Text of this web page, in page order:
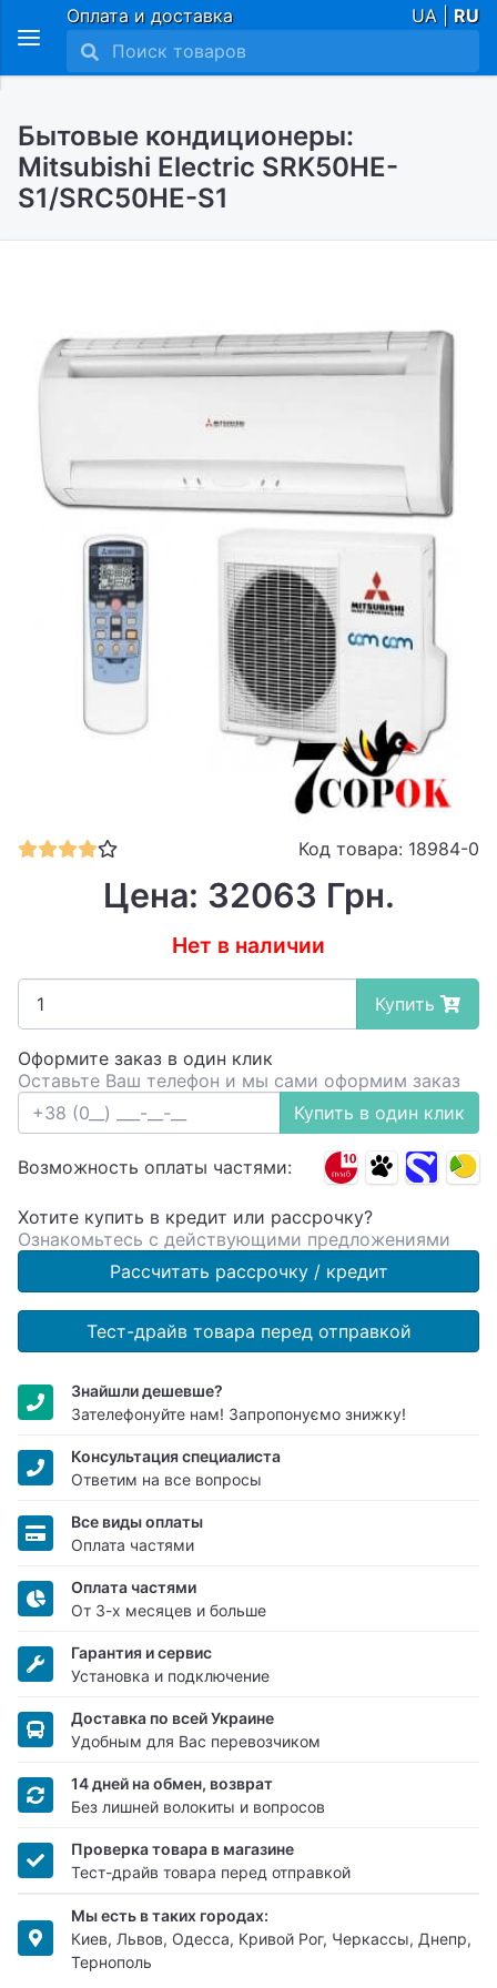
Оплата и доставка UA | RU
Бытовые кондиционеры:
Mitsubishi Electric SRK50HE-
S1/SRС50HE-S1
Код товара: 18984-0
Цена: 32063 Грн.
Нет в наличии
Купить
Оформите заказ в один клик
Оставьте Ваш телефон и мы сами оформим заказ
Купить в один клик
Возможность оплаты частями:
Хотите купить в кредит или рассрочку?
Ознакомьтесь с действующими предложениями
Рассчитать рассрочку / кредит
Тест-драйв товара перед отправкой
Знайшли дешевше?
Зателефонуйте нам! Запропонуємо знижку!
Консультация специалиста
Ответим на все вопросы
Все виды оплаты
Оплата частями
Оплата частями
От 3-х месяцев и больше
Гарантия и сервис
Установка и подключение
Доставка по всей Украине
Удобным для Вас перевозчиком
14 дней на обмен, возврат
Без лишней волокиты и вопросов
Проверка товара в магазине
Тест-драйв товара перед отправкой
Мы есть в таких городах:
Киев, Львов, Одесса, Кривой Рог, Черкассы, Днепр,
Тернополь